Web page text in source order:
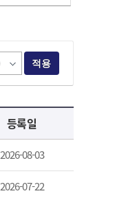
적용
등록일
2026-08-03
2026-07-22